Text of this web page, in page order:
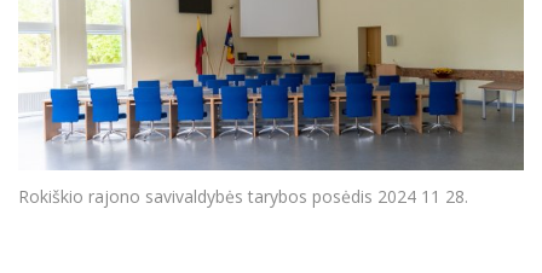
Rokiškio rajono savivaldybės tarybos posėdis 2024 11 28.